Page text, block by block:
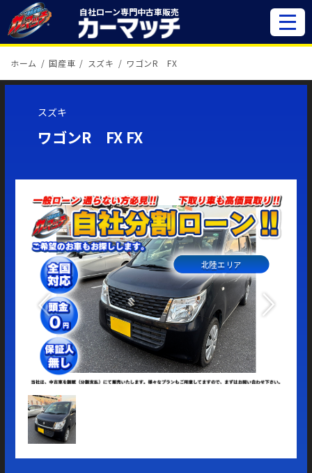
自社ローン専門中古車販売
ホーム 国産車 スズキ ワゴンR FX
スズキ
ワゴンR FX FX
北陸エリア